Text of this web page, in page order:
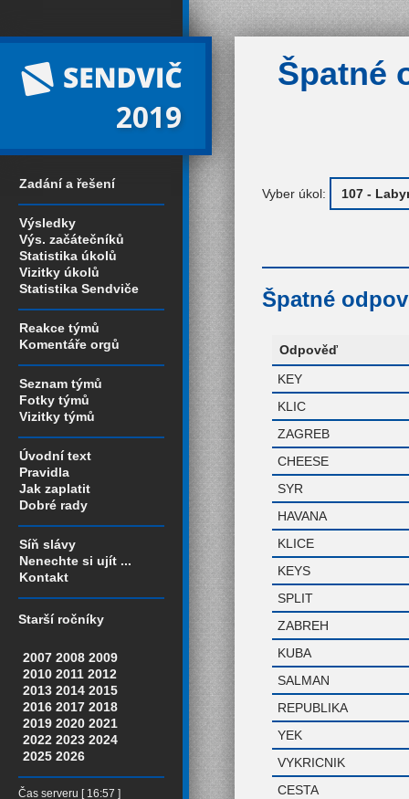
2019
Zadání a řešení
Výsledky
Výs. začátečníků
Statistika úkolů
Vizitky úkolů
Statistika Sendviče
Reakce týmů
Komentáře orgů
Seznam týmů
Fotky týmů
Vizitky týmů
Úvodní text
Pravidla
Jak zaplatit
Dobré rady
Síň slávy
Nenechte si ujít ...
Kontakt
Starší ročníky
2007 2008 2009
2010 2011 2012
2013 2014 2015
2016 2017 2018
2019 2020 2021
2022 2023 2024
2025 2026
Čas serveru [ 16:57 ]
Špatné
Vyber úkol:
Špatné
Odpověď
KEY
KLIC
ZAGREB
CHEESE
SYR
HAVANA
KLICE
KEYS
SPLIT
ZABREH
KUBA
SALMAN
REPUBLIKA
YEK
VYKRICNIK
CESTA